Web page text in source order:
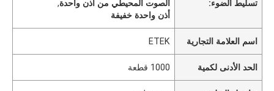
تسليط الضوء:
الصوت المحيطي من أذن واحدة,
أذن واحدة خفيفة
اسم العلامة التجارية ETEK
الحد الأدنى لكمية 1000 قطعة